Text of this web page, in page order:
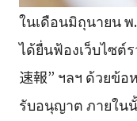
ในเดือนมิถุนายน พ
ได้ยื่นฟ้องเว็บไซต์
速報” ฯลฯ ด้วยข้
รับอนุญาต ภายในนั้